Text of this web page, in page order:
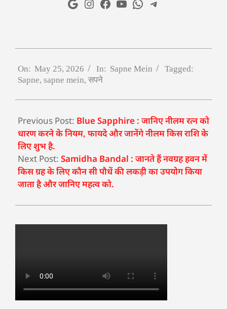
On: May 25, 2026 In: Sapne Mein
Tagged:
Sapne, sapne mein, सपने
Previous Post: Blue Sapphire : जानिए नीलम रत्न को
धारण करने के नियम, फायदे और जानेंगे नीलम किस राशि के
लिए शुभ है.
Next Post: Samidha Bandal : जानते हैं नवग्रह हवन में
किस ग्रह के लिए कौन सी पौधें की लकड़ी का उपयोग किया
जाता है और जानिए महत्व को.